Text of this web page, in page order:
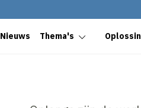
Nieuws Thema's